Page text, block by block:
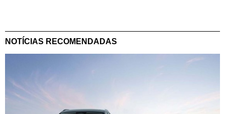
NOTÍCIAS RECOMENDADAS